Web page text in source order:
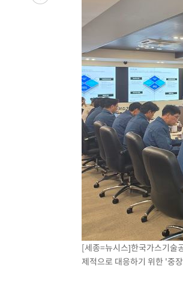
이강인, 폭염 속 AT마드리드
미 사업체 일자리, 7월에 2.3
[속보] 미 사업체, 일자리 7월
[속보]이 대통령 "부동산 공급
이란, "오만과 '중앙 단일 루트'
"낮 기온 소폭 하락"…수도권 폭
[속보]이 대통령, '호우피해' 안
[단독]중수청 지원 검사들, 정원
낮 최고 37도 찜통더위…곳곳 소나
SK하이닉스, 용인·청주 팹에 54
여자배구 이재영·이다영 자매, 아
외국인 심판 성 접대 7경기 들여다
[속보]코스닥, 2.86포인트(0.36%)
[속보]코스피, 6200선 약보합
[속보]원·달러 환율, 7.7원 내린
[속보] 노원서 40.1도 관측…서울,
[세종=뉴시스]한국가스기술
제적으로 대응하기 위한 '중